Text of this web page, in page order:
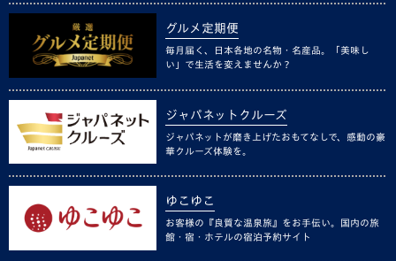
グルメ定期便
毎月届く、日本各地の名物・名産品。「美味し
い」で生活を変えませんか？
ジャパネットクルーズ
ジャパネットが磨き上げたおもてなしで、感動の豪
華クルーズ体験を。
ゆこゆこ
お客様の『良質な温泉旅』をお手伝い。国内の旅
館・宿・ホテルの宿泊予約サイト